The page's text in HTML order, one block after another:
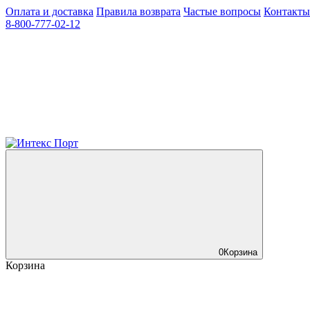
Оплата и доставка Правила возврата Частые вопросы Контакты
8-800-777-02-12
0Корзина
Корзина